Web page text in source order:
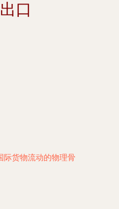
口
货物流动的物理骨